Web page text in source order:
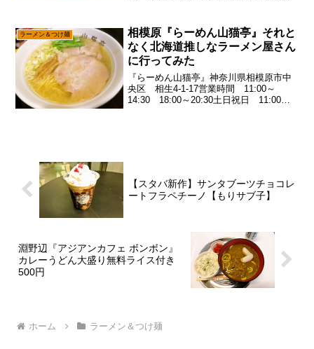
や、そこはお前が店主に聞いて来いやっ
て話ですが、それは野暮って...
ラーメン＆つけ麺
相模原『らーめん山猫亭』それと
なく北海道推しなラーメン屋さん
に行ってみた
『らーめん山猫亭』神奈川県相模原市中
央区 相生4-1-17営業時間 11:00～
14:30 18:00～20:30土日祝日 11:00～
【スタバ新作】サンタブーツチョコレ
ートフラペチーノ【もりサブ子】
淵野辺『アジアンカフェ ボンボン』
カレーうどん大盛り無料ライス付き
500円
ホーム ラーメン＆つけ麺